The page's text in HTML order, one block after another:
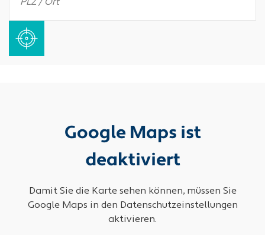
Google Maps ist
deaktiviert
Damit Sie die Karte sehen können, müssen Sie
Google Maps in den Datenschutzeinstellungen
aktivieren.